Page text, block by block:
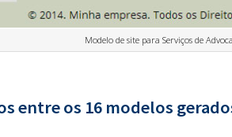
Modelo de site para Serviços de
entre os 16 modelos